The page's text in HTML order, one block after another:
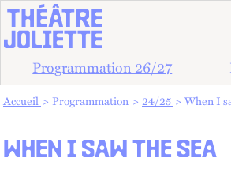
Programmation 26/27
Vous êtes dans :
Accueil Programmation 24/25 When I
WHEN I SAW THE SEA